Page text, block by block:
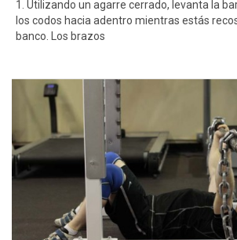
1. Utilizando un agarre cerrado, levanta la
los codos hacia adentro mientras estás
banco. Los brazos